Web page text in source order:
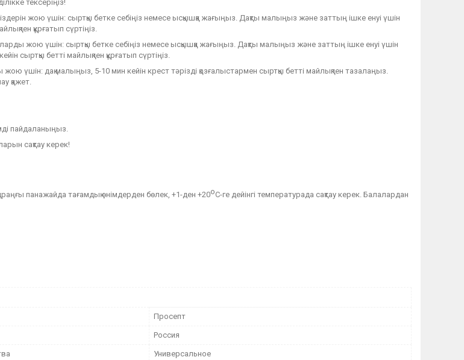
тексеріңіз!
жою үшін: сыртқы бетке себіңіз немесе ысқышқа жағыңыз. Дақты малыңыз және заттың ішке енуі үшін
құрғатып сүртіңіз.
жою үшін: сыртқы бетке себіңіз немесе ысқышқа жағыңыз. Дақты малыңыз және заттың ішке енуі үшін
сыртқы бетті майлықпен құрғатып сүртіңіз.
үшін: дақ малыңыз, 5-10 мин кейін крест тәрізді қозғалыстармен сыртқы бетті майлықпен тазалаңыз.
қажет.
пайдаланыңыз.
сақтау керек!
панажайда тағамдық өнімдерден бөлек, +1-ден +20оС-ге дейінгі температурада сақтау керек. Балалардан
Просепт
Россия
Универсальное